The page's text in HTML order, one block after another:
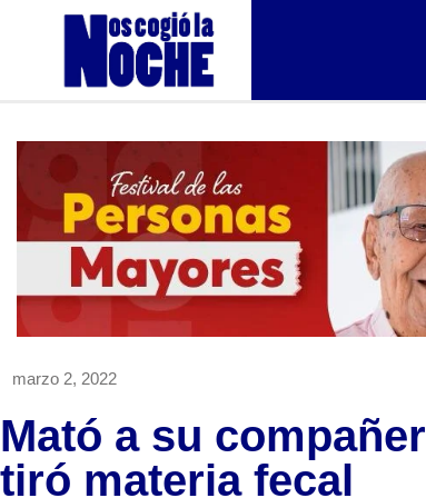
marzo 2, 2022
Mató a su
tiró materia fecal